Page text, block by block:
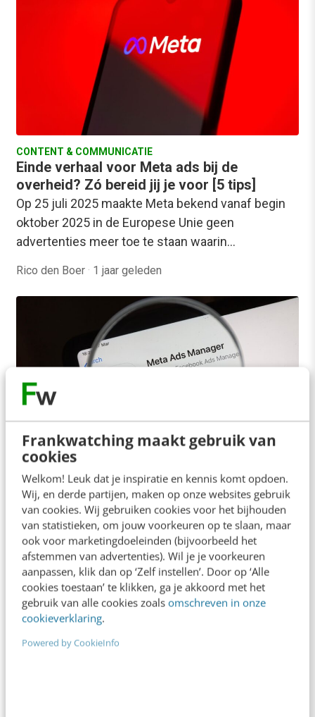
Frankwatching maakt gebruik van
cookies
Welkom! Leuk dat je inspiratie en kennis komt opdoen.
Wij, en derde partijen, maken op onze websites gebruik
van cookies. Wij gebruiken cookies voor het bijhouden
van statistieken, om jouw voorkeuren op te slaan, maar
ook voor marketingdoeleinden (bijvoorbeeld het
afstemmen van advertenties). Wil je je voorkeuren
aanpassen, klik dan op ‘Zelf instellen’. Door op ‘Alle
cookies toestaan’ te klikken, ga je akkoord met het
gebruik van alle cookies zoals omschreven in onze
cookieverklaring.
Powered by CookieInfo
CONTENT & COMMUNICATIE
Einde verhaal voor Meta ads bij de
overheid? Zó bereid jij je voor [5 tips]
Op 25 juli 2025 maakte Meta bekend vanaf begin
oktober 2025 in de Europese Unie geen
advertenties meer toe te staan waarin…
Rico den Boer · 1 jaar geleden
SOCIAL
Volg deze advertentietips voor meer bereik
op Facebook & Instagram
Je herkent het vast: je plaatst een bericht op
social media, je hebt zorgvuldig nagedacht over de
tone of voice, het beeld…
Inga Veenstra· 1 jaar geleden